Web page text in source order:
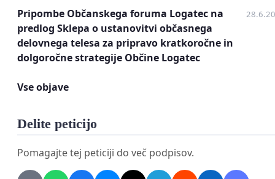
nepremišljeno urbanistično načrtovanje.
boljši dostop do javnega zdravstva in kulture.
skupno identiteto in povezanost v naši občini.
razvojnih priložnosti in drobljenju naše skupnosti!
uresničiti ključne razvojne projekte
in prihodnjim generacijam zagotovile kakovostno
Pripombe Občanskega foruma Logatec na
predlog Sklepa o ustanovitvi občasnega
delovnega telesa za pripravo kratkoročne in
dolgoročne strategije Občine Logatec
Vse objave
Delite peticijo
Pomagajte tej peticiji do več podpisov.